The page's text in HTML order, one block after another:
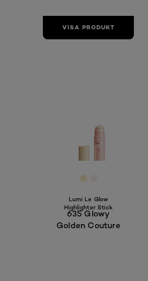
VISA PRODUKT
[Color]:
Lumi Le Glow
Highlighter Stick
635 Glowy
Golden Couture